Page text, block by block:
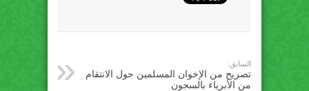
السابق:
تصريح من الإخوان المسلمين حول الانتقام
من الأبرياء بالسجون